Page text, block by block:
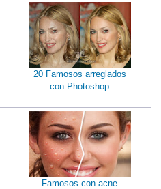
20 Famosos arreglados
con Photoshop
Famosos con acne